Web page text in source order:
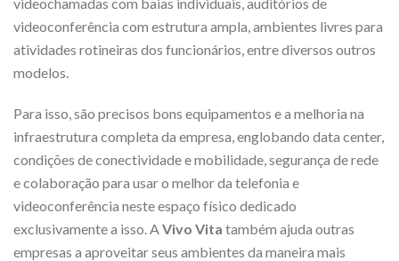
videoconferência com estrutura ampla, ambientes livres para
atividades rotineiras dos funcionários, entre diversos outros
modelos.
Para isso, são precisos bons equipamentos e a melhoria na
infraestrutura completa da empresa, englobando data center,
condições de conectividade e mobilidade, segurança de rede
e colaboração para usar o melhor da telefonia e
videoconferência neste espaço físico dedicado
exclusivamente a isso. A Vivo Vita também ajuda outras
empresas a aproveitar seus ambientes da maneira mais